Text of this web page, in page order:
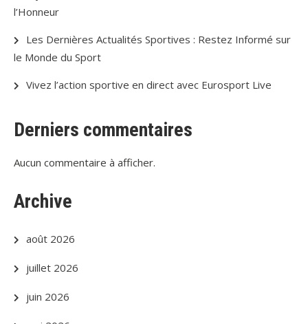
l’Honneur
Les Dernières Actualités Sportives : Restez Informé sur
le Monde du Sport
Vivez l’action sportive en direct avec Eurosport Live
Derniers commentaires
Aucun commentaire à afficher.
Archive
août 2026
juillet 2026
juin 2026